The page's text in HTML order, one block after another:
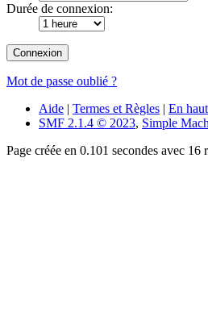
Durée de connexion:
Mot de passe oublié ?
Aide | Termes et Règles | En
SMF 2.1.4 © 2023, Simple
Page créée en 0.101 secondes avec 16